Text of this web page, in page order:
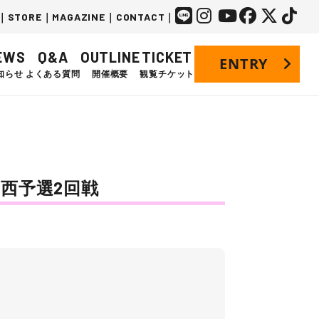
STORE ｜ MAGAZINE ｜ CONTACT ｜
らせ
Q&A
よくある質問
OUTLINE
開催概要
TICKET
観覧チケット
ENTRY
予選2回戦